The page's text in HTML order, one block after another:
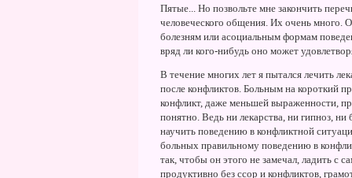
Пятые... Hо позвольте мне закончить
человеческого общения. Их очень много.
болезням или асоциальным формам
вряд ли кого-нибудь оно может
В течение многих лет я пытался лечить
после конфликтов. Больным на короткий
конфликт, даже меньшей выраженности,
понятно. Ведь ни лекарства, ни гипноз,
научить поведению в конфликтной
больных правильному поведению в
так, чтобы он этого не замечал, ладить с
продуктивно без ссор и конфликтов,